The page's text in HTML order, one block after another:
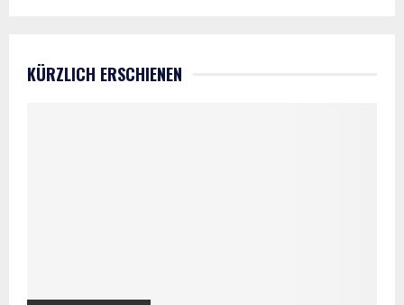
KÜRZLICH ERSCHIENEN